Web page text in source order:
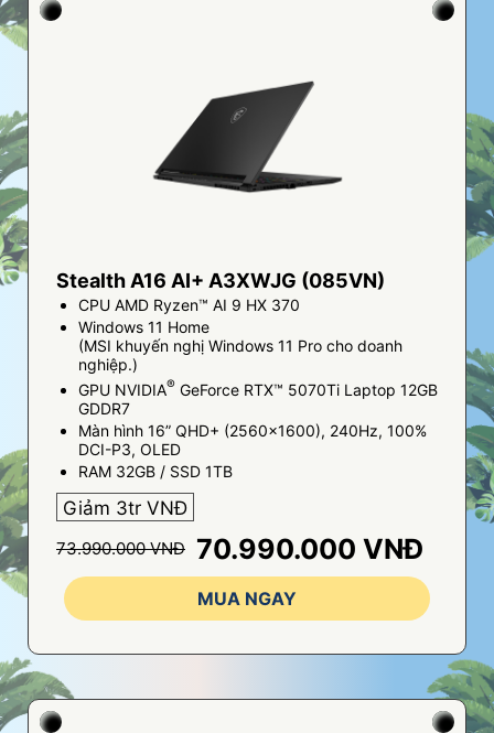
Stealth A16 AI+ A3XWJG (085VN)
CPU AMD Ryzen™ AI 9 HX 370
Windows 11 Home
(MSI khuyến nghị Windows 11 Pro cho doanh
nghiệp.)
GPU NVIDIA® GeForce RTX™ 5070Ti Laptop 12GB
GDDR7
Màn hình 16” QHD+ (2560x1600), 240Hz, 100%
DCI-P3, OLED
RAM 32GB / SSD 1TB
Giảm 3tr VNĐ
73.990.000 VNĐ 70.990.000 VNĐ
MUA NGAY